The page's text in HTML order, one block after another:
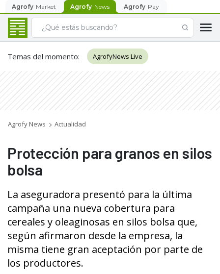
Agrofy Market Agrofy News Agrofy Pay
Temas del momento: AgrofyNews Live
Agrofy News Actualidad
Protección para granos en silos
bolsa
La aseguradora presentó para la última
campaña una nueva cobertura para
cereales y oleaginosas en silos bolsa que,
según afirmaron desde la empresa, la
misma tiene gran aceptación por parte de
los productores.